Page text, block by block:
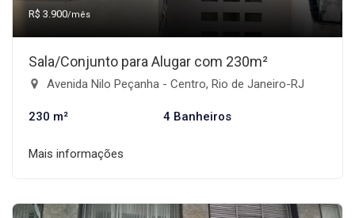
R$ 3.900/mês
Sala/Conjunto para Alugar com 230m²
Avenida Nilo Peçanha - Centro, Rio de Janeiro-RJ
230 m² 4 Banheiros
Mais informações